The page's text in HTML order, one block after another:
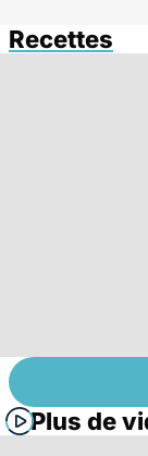
Recettes
Plus de